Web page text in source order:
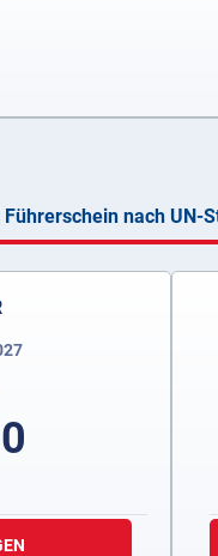
nach UN-